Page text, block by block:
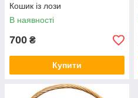
Кошик із лози
В наявності
700 ₴
Купити